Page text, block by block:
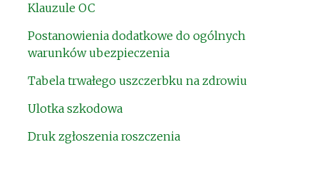
Klauzule OC
Postanowienia dodatkowe do ogólnych
warunków ubezpieczenia
Tabela trwałego uszczerbku na zdrowiu
Ulotka szkodowa
Druk zgłoszenia roszczenia